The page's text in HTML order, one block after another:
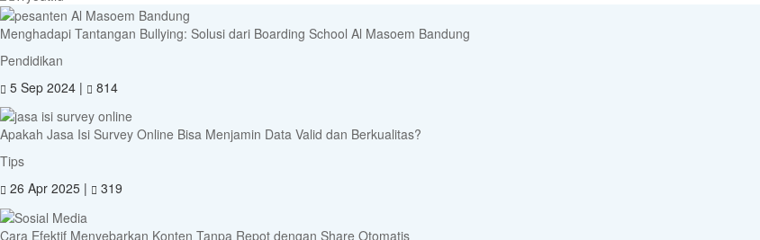
Menghadapi Tantangan Bullying: Solusi dari Boarding School Al Masoem Bandung
Pendidikan
5 Sep 2024 |
814
Apakah Jasa Isi Survey Online Bisa Menjamin Data Valid dan Berkualitas?
Tips
26 Apr 2025 |
319
Cara Efektif Menyebarkan Konten Tanpa Repot dengan Share Otomatis